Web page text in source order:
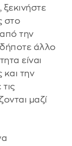
στο
την
άλλο
είναι
και την
μαζί